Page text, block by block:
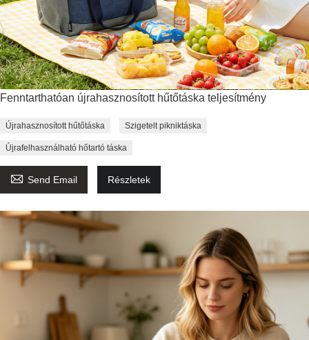
Fenntarthatóan újrahasznosított hűtőtáska teljesítmény
Újrahasznosított hűtőtáska Szigetelt pikniktáska
Újrafelhasználható hőtartó táska
 Send Email Részletek